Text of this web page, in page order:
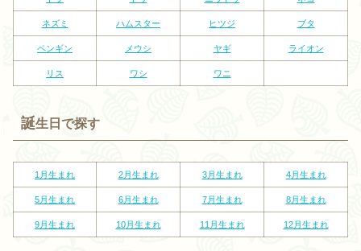
ネズミ ハムスター ヒツジ ブタ
ペンギン メウシ ヤギ ライオン
リス ワシ ワニ
誕生日で探す
1月生まれ 2月生まれ 3月生まれ 4月生まれ
5月生まれ 6月生まれ 7月生まれ 8月生まれ
9月生まれ 10月生まれ 11 月生まれ 12月生まれ